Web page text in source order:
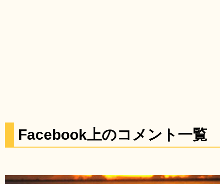
Facebook上のコメント一覧